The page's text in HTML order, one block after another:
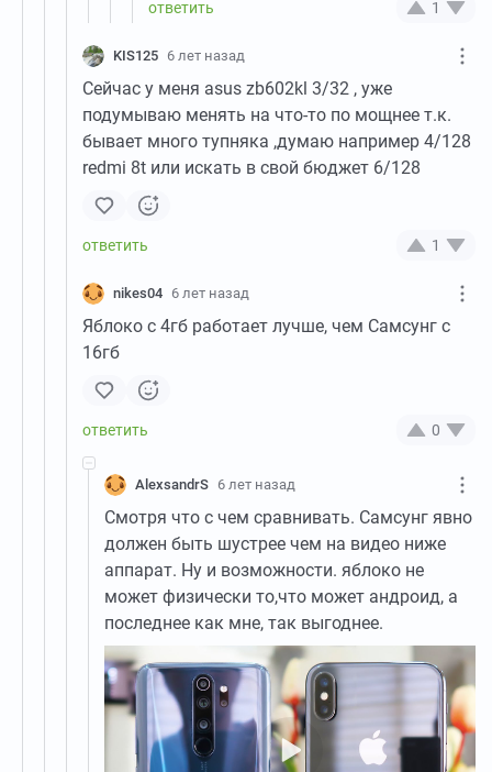
1
KIS125 6 лет назад
Сейчас у меня asus zb602kl 3/32 , уже
подумываю менять на что-то по мощнее т.к.
бывает много тупняка ,думаю например 4/128
redmi 8t или искать в свой бюджет 6/128
1
nikes04 6 лет назад
Яблоко с 4гб работает лучше, чем Самсунг с
16гб
0
AlexsandrS 6 лет назад
Смотря что с чем сравнивать. Самсунг явно
должен быть шустрее чем на видео ниже
аппарат. Ну и возможности. яблоко не
может физически то,что может андроид, а
последнее как мне, так выгоднее.